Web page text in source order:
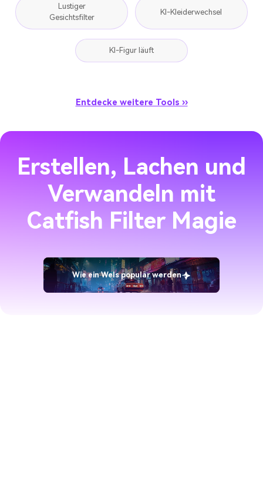
Lustiger
Gesichtsfilter
KI-Kleiderwechsel
KI-Figur läuft
Entdecke weitere Tools ››
Erstellen, Lachen und
Verwandeln mit
Catfish Filter Magie
Wie ein Wels populär werden